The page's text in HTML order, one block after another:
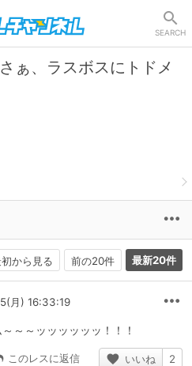
SEARCH
ぁ、ラスボスにトドメ
から見る 前の20件 最新20件
月) 16:33:19
～～ッッッッッッ！！！
このレスに返信 いいね 2